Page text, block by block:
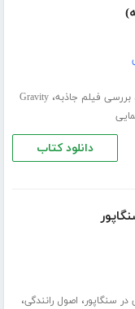
بررسی فیلم جاذبه،Gravity
دانلود کتاب
در سنگاپور، اصول رانندگی،